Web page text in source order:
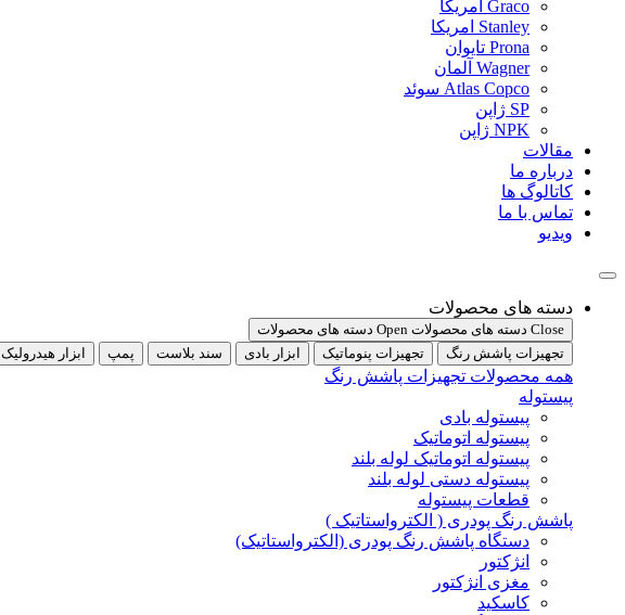
Graco امریکا
Stanley امریکا
Prona تایوان
Wagner آلمان
Atlas Copco سوئد
SP ژاپن
NPK ژاپن
مقالات
درباره ما
کاتالوگ ها
تماس با ما
ویدیو
دسته های محصولات
Close دسته های محصولات
Open دسته های محصولات
تجهیزات پاشش رنگ
تجهیزات پنوماتیک ابزار بادی سند بلاست پمپ ابزار هیدرولیک
همه محصولات تجهیزات پاشش رنگ
پیستوله
پیستوله بادی
پیستوله اتوماتیک
پیستوله اتوماتیک لوله بلند
پیستوله دستی لوله بلند
قطعات پیستوله
پاشش رنگ پودری ( الکترواستاتیک )
دستگاه پاشش رنگ پودری (الکترواستاتیک)
انژکتور
مغزی انژکتور
کاسکید